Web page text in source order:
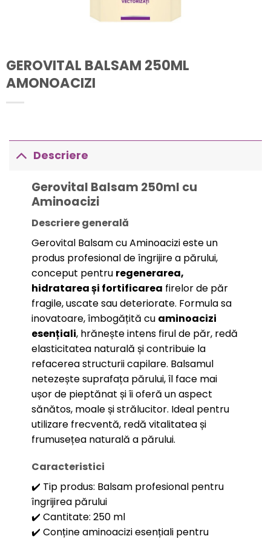
GEROVITAL BALSAM 250ML
AMONOACIZI
Descriere
Gerovital Balsam 250ml cu
Aminoacizi
Descriere generală
Gerovital Balsam cu Aminoacizi este un
produs profesional de îngrijire a părului,
conceput pentru regenerarea,
hidratarea și fortificarea firelor de păr
fragile, uscate sau deteriorate. Formula sa
inovatoare, îmbogățită cu aminoacizi
esențiali, hrănește intens firul de păr, redă
elasticitatea naturală și contribuie la
refacerea structurii capilare. Balsamul
netezește suprafața părului, îl face mai
ușor de pieptănat și îi oferă un aspect
sănătos, moale și strălucitor. Ideal pentru
utilizare frecventă, redă vitalitatea și
frumusețea naturală a părului.
Caracteristici
✔️ Tip produs: Balsam profesional pentru
îngrijirea părului
✔️ Cantitate: 250 ml
✔️ Conține aminoacizi esențiali pentru